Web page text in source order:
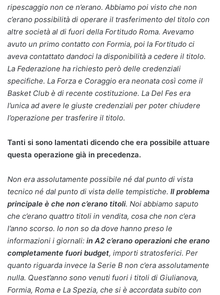
ripescaggio non ce n’erano. Abbiamo poi visto che non
c’erano possibilità di operare il trasferimento del titolo con
altre società al di fuori della Fortitudo Roma. Avevamo
avuto un primo contatto con Formia, poi la Fortitudo ci
aveva contattato dandoci la disponibilità a cedere il titolo.
La Federazione ha richiesto però delle credenziali
specifiche. La Forza e Coraggio era neonata così come il
Basket Club è di recente costituzione. La Del Fes era
l’unica ad avere le giuste credenziali per poter chiudere
l’operazione per trasferire il titolo.
Tanti si sono lamentati dicendo che era possibile attuare
questa operazione già in precedenza.
Non era assolutamente possibile né dal punto di vista
tecnico né dal punto di vista delle tempistiche. Il problema
principale è che non c’erano titoli. Noi abbiamo saputo
che c’erano quattro titoli in vendita, cosa che non c’era
l’anno scorso. Io non so da dove hanno preso le
informazioni i giornali: in A2 c’erano operazioni che erano
completamente fuori budget, importi stratosferici. Per
quanto riguarda invece la Serie B non c’era assolutamente
nulla. Quest’anno sono venuti fuori i titoli di Giulianova,
Formia, Roma e La Spezia, che si è accordata subito con